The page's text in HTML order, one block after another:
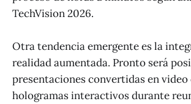
TechVision 2026.
Otra tendencia emergente es la
realidad aumentada. Pronto será
presentaciones convertidas en video
hologramas interactivos durante